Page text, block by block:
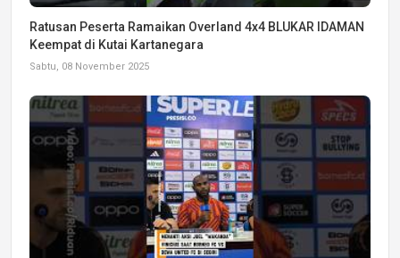
Ratusan Peserta Ramaikan Overland 4x4 BLUKAR IDAMAN
Keempat di Kutai Kartanegara
Sabtu, 08 November 2025